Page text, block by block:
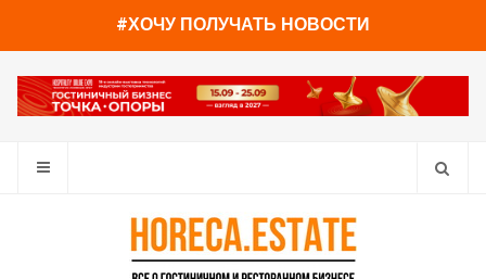
#ХОЧУ ПОЛУЧАТЬ НОВОСТИ